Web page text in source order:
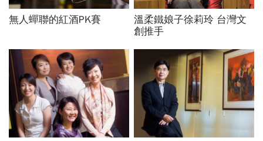
無人蟬聯的紅酒PK賽
溫柔鐵娘子徐莉玲 台灣文
創推手